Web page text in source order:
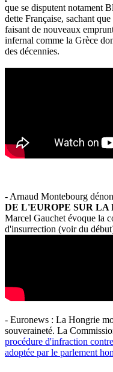
que se disputent notament
dette Française, sachant
faisant de nouveaux
infernal comme la Grèce
des décennies.
- Arnaud Montebourg
DE L'EUROPE SUR LA
Marcel Gauchet évoque la
d'insurrection (voir du
- Euronews : La Hongrie
souveraineté. La
procédure d'infraction
adoptée par le parlement